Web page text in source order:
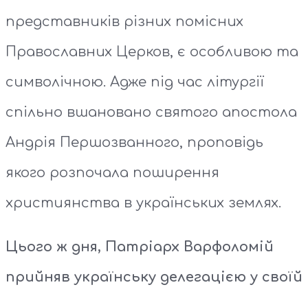
представників різних помісних
Православних Церков, є особливою та
символічною. Адже під час літургії
спільно вшановано святого апостола
Андрія Першозванного, проповідь
якого розпочала поширення
християнства в українських землях.
Цього ж дня, Патріарх Варфоломій
прийняв українську делегацією у своїй